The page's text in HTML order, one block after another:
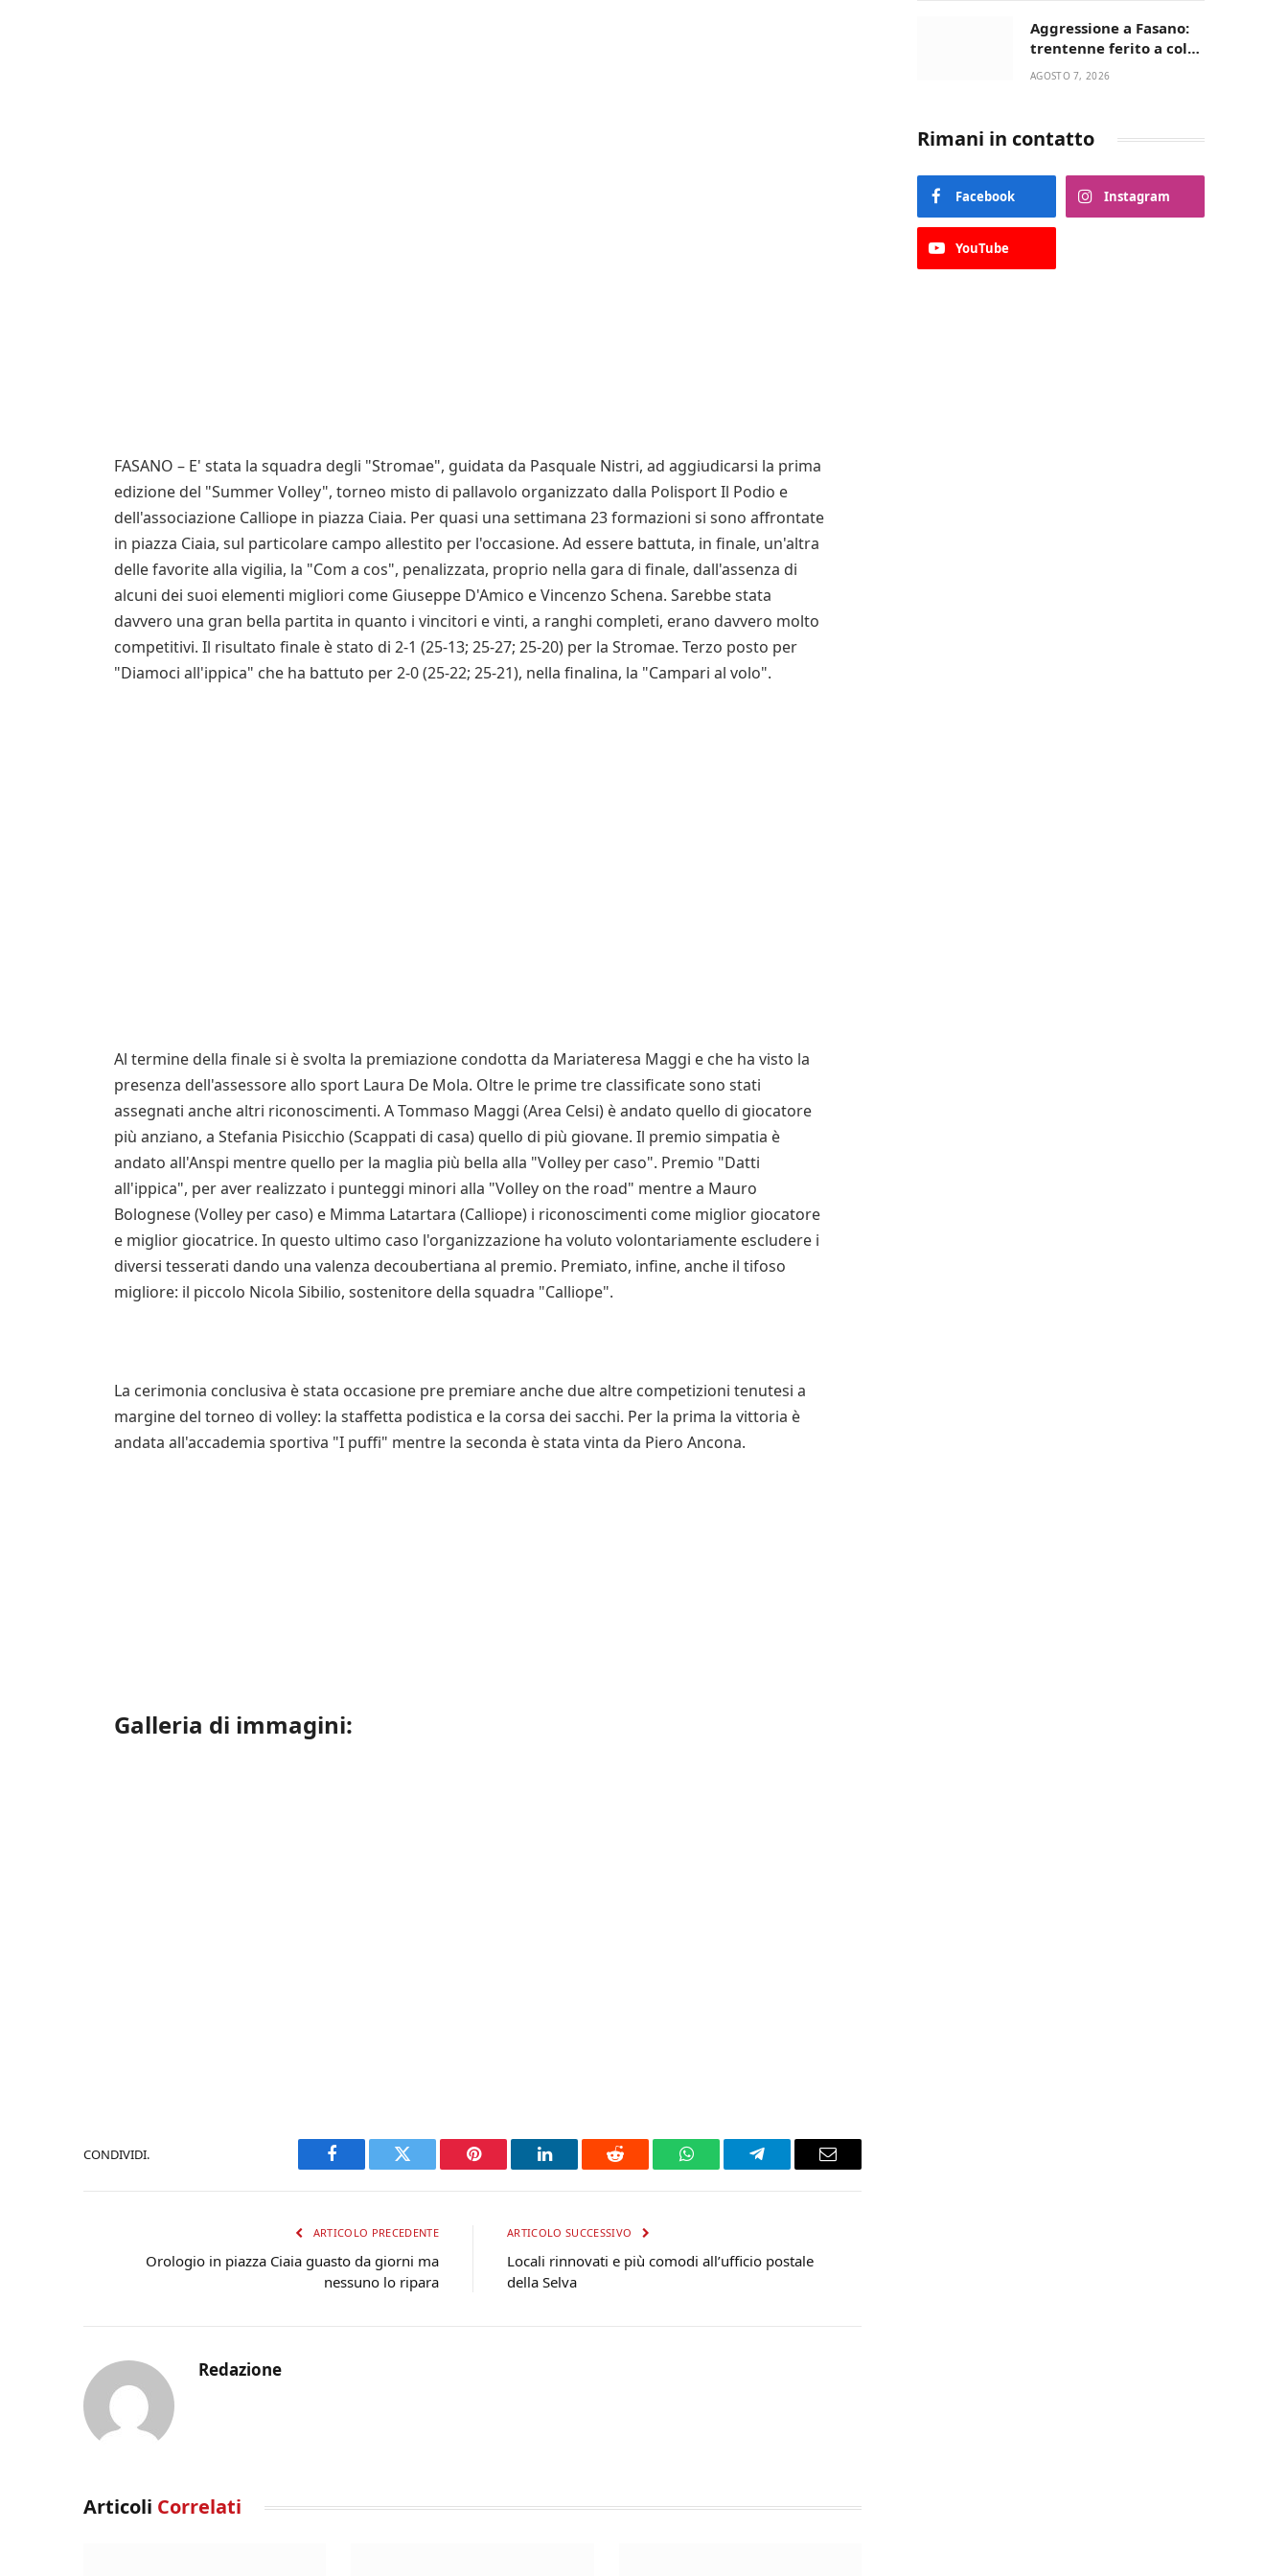
FASANO – E' stata la squadra degli "Stromae", guidata da Pasquale Nistri, ad aggiudicarsi la prima
edizione del "Summer Volley", torneo misto di pallavolo organizzato dalla Polisport Il Podio e
dell'associazione Calliope in piazza Ciaia. Per quasi una settimana 23 formazioni si sono affrontate
in piazza Ciaia, sul particolare campo allestito per l'occasione. Ad essere battuta, in finale, un'altra
delle favorite alla vigilia, la "Com a cos", penalizzata, proprio nella gara di finale, dall'assenza di
alcuni dei suoi elementi migliori come Giuseppe D'Amico e Vincenzo Schena. Sarebbe stata
davvero una gran bella partita in quanto i vincitori e vinti, a ranghi completi, erano davvero molto
competitivi. Il risultato finale è stato di 2-1 (25-13; 25-27; 25-20) per la Stromae. Terzo posto per
"Diamoci all'ippica" che ha battuto per 2-0 (25-22; 25-21), nella finalina, la "Campari al volo".
Al termine della finale si è svolta la premiazione condotta da Mariateresa Maggi e che ha visto la
presenza dell'assessore allo sport Laura De Mola. Oltre le prime tre classificate sono stati
assegnati anche altri riconoscimenti. A Tommaso Maggi (Area Celsi) è andato quello di giocatore
più anziano, a Stefania Pisicchio (Scappati di casa) quello di più giovane. Il premio simpatia è
andato all'Anspi mentre quello per la maglia più bella alla "Volley per caso". Premio "Datti
all'ippica", per aver realizzato i punteggi minori alla "Volley on the road" mentre a Mauro
Bolognese (Volley per caso) e Mimma Latartara (Calliope) i riconoscimenti come miglior giocatore
e miglior giocatrice. In questo ultimo caso l'organizzazione ha voluto volontariamente escludere i
diversi tesserati dando una valenza decoubertiana al premio. Premiato, infine, anche il tifoso
migliore: il piccolo Nicola Sibilio, sostenitore della squadra "Calliope".
La cerimonia conclusiva è stata occasione pre premiare anche due altre competizioni tenutesi a
margine del torneo di volley: la staffetta podistica e la corsa dei sacchi. Per la prima la vittoria è
andata all'accademia sportiva "I puffi" mentre la seconda è stata vinta da Piero Ancona.
Galleria di immagini:
CONDIVIDI.
Facebook Twitter Pinterest LinkedIn Reddit WhatsAppTelegram Email
ARTICOLO PRECEDENTE
Orologio in piazza Ciaia guasto da giorni ma
nessuno lo ripara
ARTICOLO SUCCESSIVO
Locali rinnovati e più comodi all’ufficio postale
della Selva
Redazione
Articoli Correlati
Aggressione a Fasano:
trentenne ferito a colpi
di pistola in casa
AGOSTO 7, 2026
Rimani in contatto
Facebook Instagram
YouTube